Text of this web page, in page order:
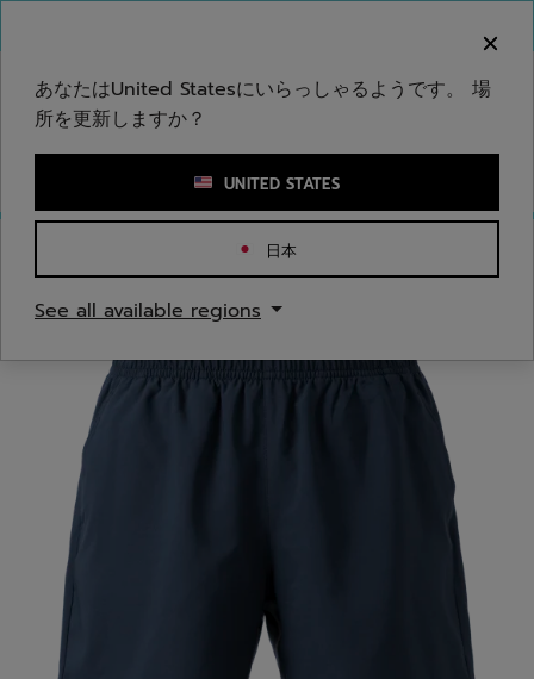
みです。
キーワードまたは商品番号を入力する
あなたはUnited Statesにいらっしゃるようです。 場
所を更新しますか？
UNITED STATES
日本
See all available regions